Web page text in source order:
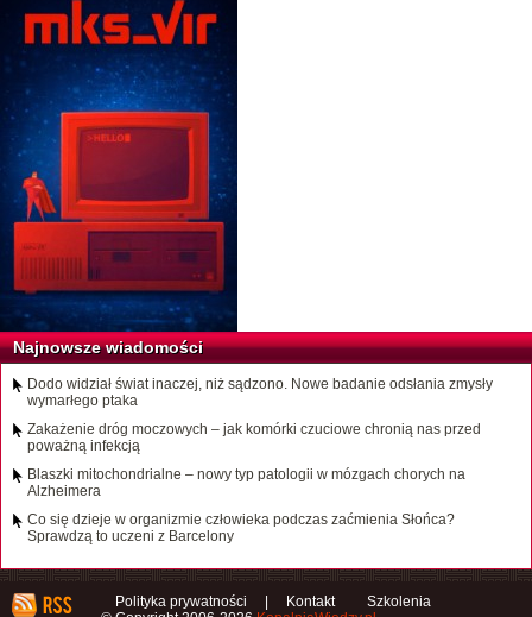
Najnowsze wiadomości
Dodo widział świat inaczej, niż sądzono. Nowe badanie odsłania zmysły
wymarłego ptaka
Zakażenie dróg moczowych – jak komórki czuciowe chronią nas przed
poważną infekcją
Blaszki mitochondrialne – nowy typ patologii w mózgach chorych na
Alzheimera
Co się dzieje w organizmie człowieka podczas zaćmienia Słońca?
Sprawdzą to uczeni z Barcelony
Polityka prywatności Kontakt
Szkolenia